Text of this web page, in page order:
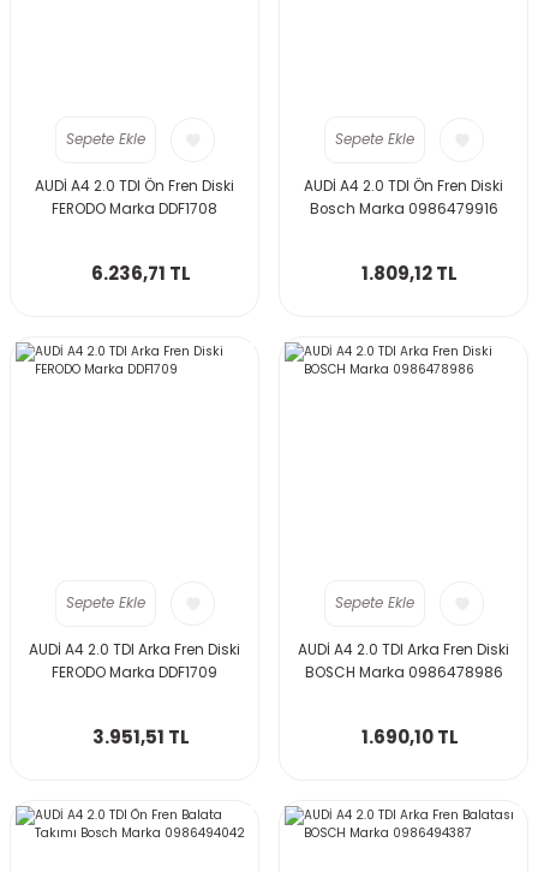
Sepete Ekle
AUDİ A4 2.0 TDI Ön Fren Diski
FERODO Marka DDF1708
6.236,71 TL
Sepete Ekle
AUDİ A4 2.0 TDI Ön Fren Diski
Bosch Marka 0986479916
1.809,12 TL
Sepete Ekle
AUDİ A4 2.0 TDI Arka Fren Diski
FERODO Marka DDF1709
3.951,51 TL
Sepete Ekle
AUDİ A4 2.0 TDI Arka Fren Diski
BOSCH Marka 0986478986
1.690,10 TL